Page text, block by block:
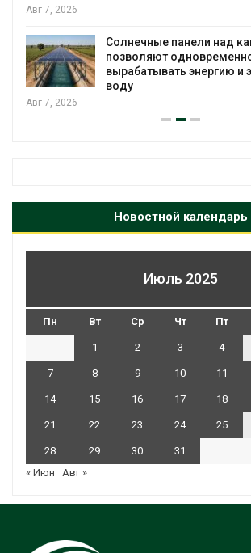
Авг 7, 2026
Солнечные панели над
позволяют
вырабатывать энергию и
воду
Авг 7, 2026
Новостной календарь
Июль 2025
Пн Вт Ср Чт Пт
1 2 3 4
7 8 9 10 11
14 15 16 17 18
21 22 23 24 25
28 29 30
31
« Июн
Авг »